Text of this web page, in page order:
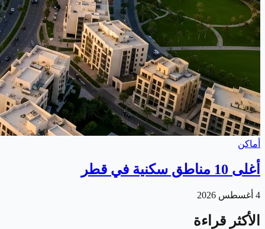
أماكن
أغلى 10 مناطق سكنية في قطر
4 أغسطس 2026
الأكثر قراءة